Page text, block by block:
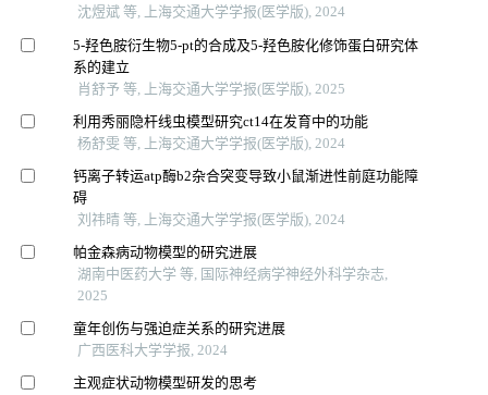
沈煜斌 等, 上海交通大学学报(医学版), 2024
5-羟色胺衍生物5-pt的合成及5-羟色胺化修饰蛋白研究体
系的建立
肖舒予 等, 上海交通大学学报(医学版), 2025
利用秀丽隐杆线虫模型研究ct14在发育中的功能
杨舒雯 等, 上海交通大学学报(医学版), 2024
钙离子转运atp酶b2杂合突变导致小鼠渐进性前庭功能障
碍
刘祎晴 等, 上海交通大学学报(医学版), 2024
帕金森病动物模型的研究进展
湖南中医药大学 等, 国际神经病学神经外科学杂志,
2025
童年创伤与强迫症关系的研究进展
广西医科大学学报, 2024
主观症状动物模型研发的思考